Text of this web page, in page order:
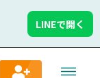
LINEで開く